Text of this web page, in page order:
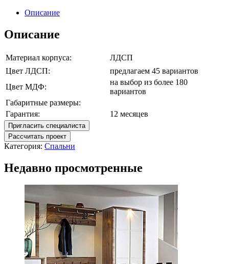
Описание
Описание
Материал корпуса:
ЛДСП
Цвет ЛДСП:
предлагаем 45 вариантов
Цвет МДФ:
на выбор из более 180
вариантов
Габаритные размеры:
Гарантия:
12 месяцев
Пригласить специалиста
Рассчитать проект
Категория: Спальни
Недавно просмотренные